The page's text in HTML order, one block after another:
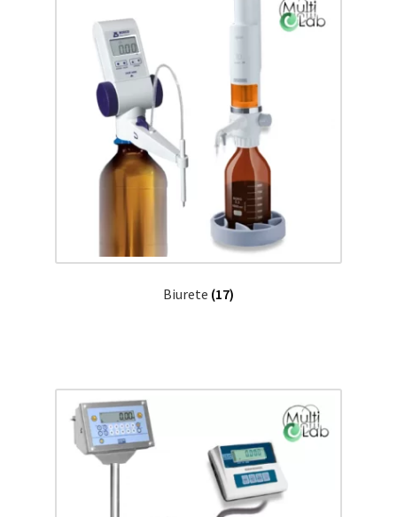
Biurete (17)